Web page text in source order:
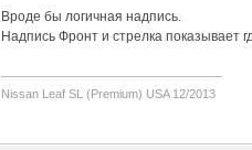
Вроде бы логичная надпись.
Надпись Фронт и стрелка показывает
Nissan Leaf SL (Premium) USA 12/2013